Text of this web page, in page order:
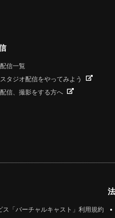
配信一覧
スタジオ配信をやってみよう
配信、撮影をする方へ
「バーチャルキャスト」利用規約